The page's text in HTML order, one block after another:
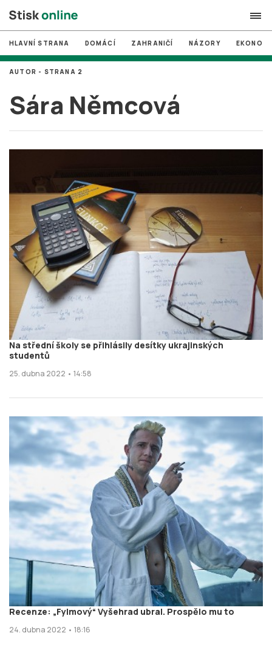
search
# MUNI
# Brno
# volby
Zapomněli jste heslo?
Založit nový účet
HLAVNÍ STRANA DOMÁCÍ ZAHRANIČÍ NÁZORY
Sára Němcová
AUTOR - STRANA 2
Na střední školy se přihlásily desítky ukrajinských
studentů
25. dubna 2022 • 14:58
Recenze: „Fylmový“ Vyšehrad ubral. Prospělo mu to
24. dubna 2022 • 18:16